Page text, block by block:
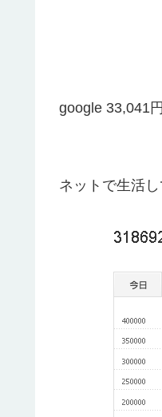
google 33,041
ネットで生活